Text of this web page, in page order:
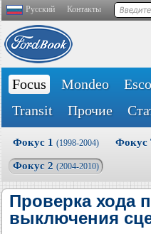
Русский Контакты
Focus Mondeo
Transit
Прочие
Фокус 1 (1998-2004) Фокус
Фокус 2 (2004-2010)
Проверка хода
выключения